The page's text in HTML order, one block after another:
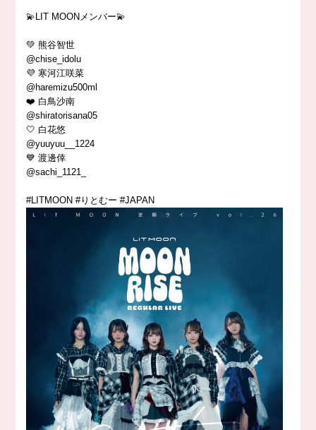
💫LIT MOONメンバー💫
💚 熊谷智世
@chise_idolu
💜 寒河江咲菜
@haremizu500ml
❤️ 白鳥沙南
@shiratorisana05
🤍 白花悠
@yuuyuu__1224
💙 渡邊倖
@sachi_1121_
#LITMOON #りとむー #JAPAN